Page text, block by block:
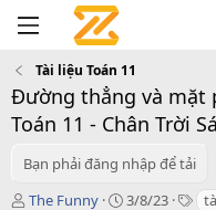
Tài liệu Toán 11
Đường thẳng và mặt
Toán 11 - Chân Trời
Bạn phải đăng nhập để tải
T
The Funny
C
3/8/23
T